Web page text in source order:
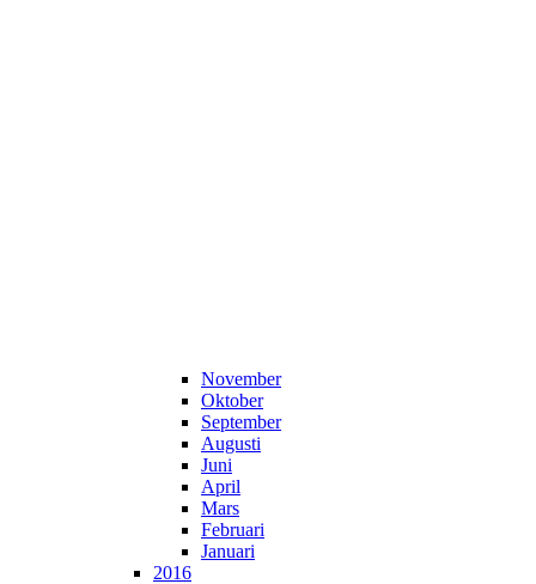
November
Oktober
September
Augusti
Juni
April
Mars
Februari
Januari
2016